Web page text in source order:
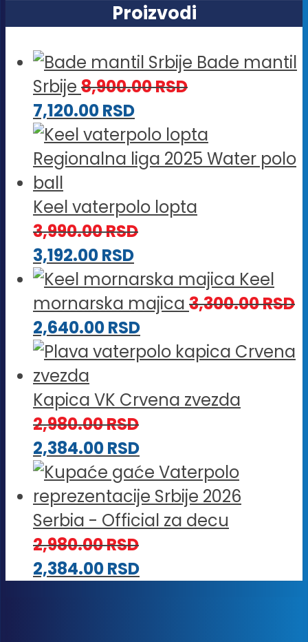
Proizvodi
Bade mantil
Srbije 8,900.00RSD
7,120.00RSD
Keel vaterpolo lopta
3,990.00RSD
3,192.00RSD
Keel
mornarska majica 3,300.00RSD
2,640.00RSD
Kapica VK Crvena zvezda
2,980.00RSD
2,384.00RSD
Serbia - Official za decu
2,980.00RSD
2,384.00RSD